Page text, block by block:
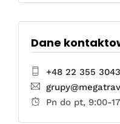
Dane
+48 22 355 3043
Pn do pt, 9:00-